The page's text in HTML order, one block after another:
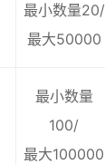
最小数量20/
最大50000
最小数量
100/
最大100000